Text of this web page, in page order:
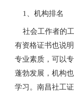
1、机构排名
社会工作者的工
有资格证书也说
专业素质，可以
蓬勃发展，机构
学习。南昌社工